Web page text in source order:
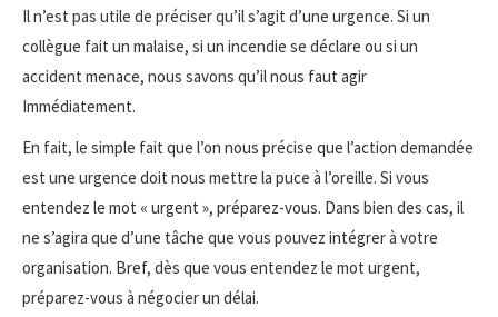
Il n’est pas utile de préciser qu’il s’agit d’une urgence. Si un
collègue fait un malaise, si un incendie se déclare ou si un
accident menace, nous savons qu’il nous faut agir
Immédiatement.
En fait, le simple fait que l’on nous précise que l’action demandée
est une urgence doit nous mettre la puce à l’oreille. Si vous
entendez le mot « urgent », préparez-vous. Dans bien des cas, il
ne s’agira que d’une tâche que vous pouvez intégrer à votre
organisation. Bref, dès que vous entendez le mot urgent,
préparez-vous à négocier un délai.